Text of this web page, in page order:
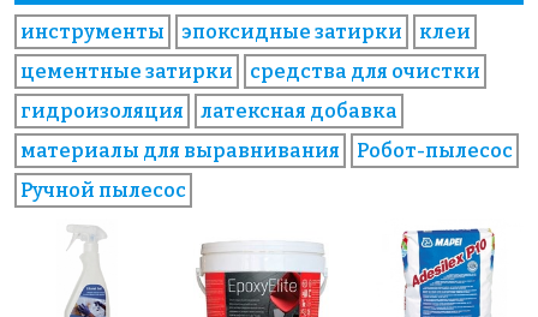
инструменты эпоксидные затирки
клеи
цементные затирки
средства для очистки
гидроизоляция
латексная добавка
материалы для выравнивания
Робот-пылесос
Ручной пылесос